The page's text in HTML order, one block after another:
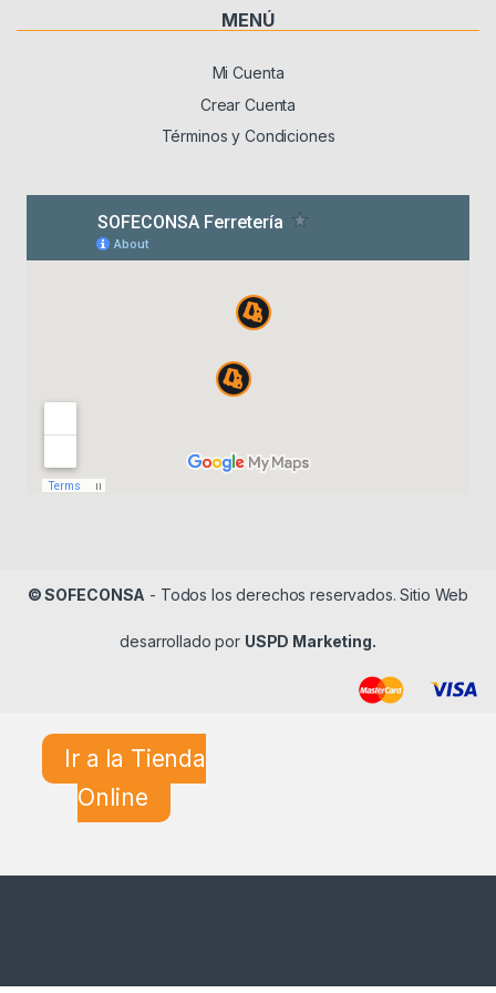
MENÚ
Mi Cuenta
Crear Cuenta
Términos y Condiciones
© SOFECONSA - Todos los derechos reservados. Sitio Web
desarrollado por USPD Marketing.
Ir a la Tienda
Online